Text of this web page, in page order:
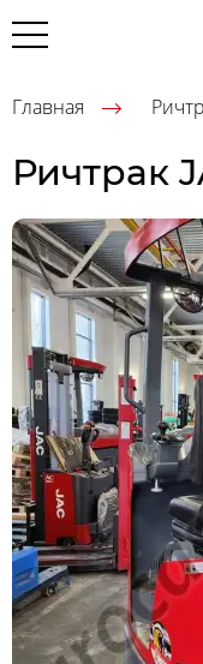
Главная
Ричтрак